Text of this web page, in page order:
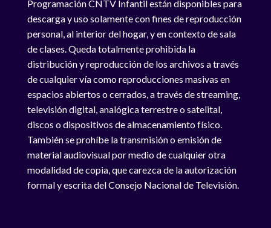
Programación CNTV Infantil están disponibles para
descarga y uso solamente con fines de reproducción
personal, al interior del hogar, y en contexto de sala
de clases. Queda totalmente prohibida la
distribución y reproducción de los archivos a través
de cualquier vía como reproducciones masivas en
espacios abiertos o cerrados, a través de streaming,
televisión digital, analógica terrestre o satelital,
discos o dispositivos de almacenamiento físico.
También se prohíbe la transmisión o emisión de
material audiovisual por medio de cualquier otra
modalidad de copia, que carezca de la autorización
formal y escrita del Consejo Nacional de Televisión.